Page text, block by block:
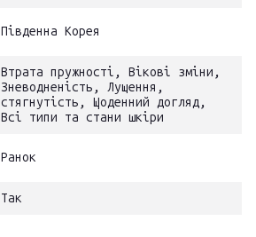
Південна Корея
Втрата пружності, Вікові зміни,
Зневодненість, Лущення,
стягнутість, Щоденний догляд,
Всі типи та стани шкіри
Ранок
Так